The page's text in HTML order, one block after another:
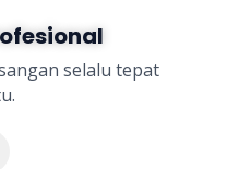
selalu tepat